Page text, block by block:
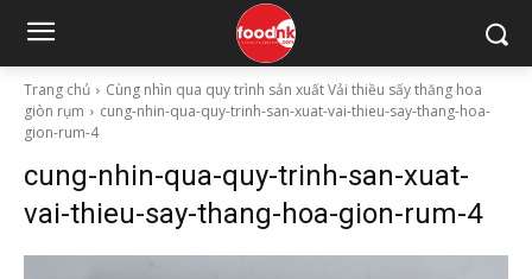
Trang chủ
Cùng nhìn qua quy trình sản xuất Vải thiều sấy thăng hoa
giòn rụm
cung-nhin-qua-quy-trinh-san-xuat-vai-thieu-say-thang-hoa-
gion-rum-4
cung-nhin-qua-quy-trinh-san-xuat-
vai-thieu-say-thang-hoa-gion-rum-4